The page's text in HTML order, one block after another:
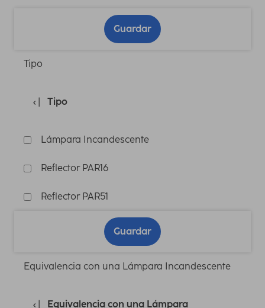
Guardar
Tipo
Tipo
Lámpara Incandescente
Reflector PAR16
Reflector PAR51
Guardar
Equivalencia con una Lámpara Incandescente
Equivalencia con una Lámpara